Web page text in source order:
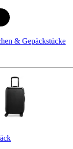
& Gepäckstücke